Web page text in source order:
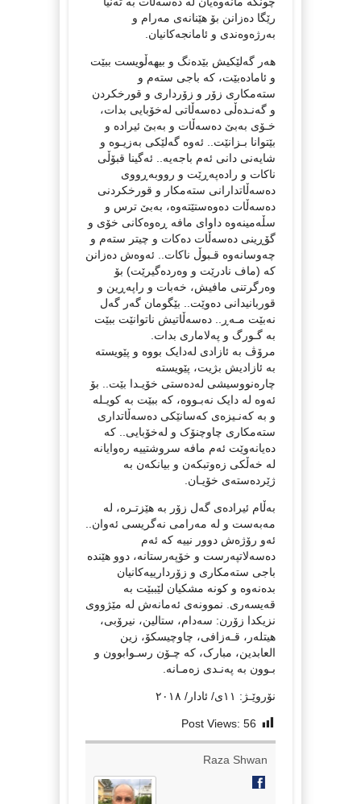
رێگا دەزانن بۆ هێنانەی مەرام و
بەرژەوەندی و ئامانجەکانیان.
هەر گەلێکیش بێدەنگ و بیهەڵویست ببێت
و ئامادەبێت، کە باجی ستەم و
ستەمکاری زۆر و زۆرداری و قورخکردن
و گەنـدەڵی دەسەڵاتی لەخۆبایی بدات،
خـۆی بەبێ دەسەڵات و بەبێ ئیرادە و
بێتوانا بـزانێت.. ئەوە گەلێکی بەزیـوە و
شایەنی دانی ئەم باجەیە.. ئەگینا قبۆڵی
ناکات و رادەپەڕێت و رووبەڕووی
دەسەڵاتدارانی ستەمکار و قورخکردنی
دەسەڵات دەوەستێتەوە، بەبێ ترس و
سڵەمینەوە داوای مافە ڕەوەکانی خۆی و
گۆڕینی دەسەڵات دەکات و چیتر ستەم و
چەوسانەوە قـبوڵ ناکات.. ئەوەش دەزانن
کە (ماف نادرێت و وەردەگیرێت) بۆ
وەرگرتنی مافیش، خەبات و راپەڕین و
قوربانیدانی دەوێت.. بێگومان گەر گەل
نەبێت مـەڕ.. دەسەڵاتیش ناتوانێت ببێت
بە گـورگ و پەلاماری بدات.
مرۆڤ بە ئازادی لەدایک بووە و پێویستە
بە ئازادیش بژیت، پێویستە
چارەنووسیشی لەدەستی خۆیـدا بێت.. بۆ
ئەوە لە دایک نەبـووە، کە ببێت بە کویـلە
و بە کەنـیزەی کەسانێکی دەسەڵاتداری
ستەمکاری چاوچنۆک و لەخۆبایی.. کە
دەیانەوێت ئەم مافە سروشتییە رەوایانە
لە خەڵکی زەوتبکەن و بیانکەن بە
ژێردەستەی خۆیـان.
بەڵام ئیرادەی گەل زۆر بە هێزتـرە، لە
مەبەست و لە مەرامی نەگریسی ئەوان..
ئەو رۆژەش دوور نییە کە ئەم
دەسەلاتپەرست و خۆپەرستانە، دوو هێندە
باجی ستەمکاری و زۆردارییەکانیان
بدەنەوە و کونە مشکیان لێببێت بە
قەیسەری. نموونەی ئەمانەش لە مێژووی
نزیکدا زۆرن: سەدام، ستالین، نیرۆبی،
هیتلەر، قـەزافی، چاوچیسکۆ، زین
العابدین، مبارک، کە چـۆن رسـوابوون و
بـوون بە پەنـدی زەمـانە.
نۆروێـژ: ١١ی/ ئادار/ ٢٠١٨
Post Views: 56
Raza Shwan